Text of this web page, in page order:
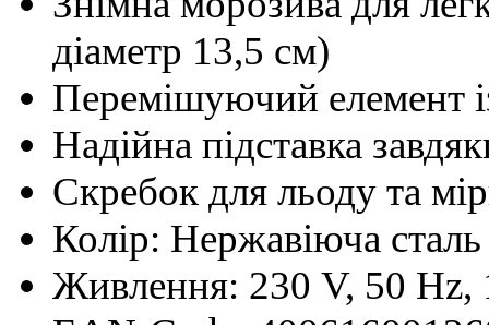
діаметр 13,5 см)
Перемішуючий елемент
Надійна підставка
Скребок для льоду та
Колір: Нержавіюча сталь
Живлення: 230 V, 50 Hz,